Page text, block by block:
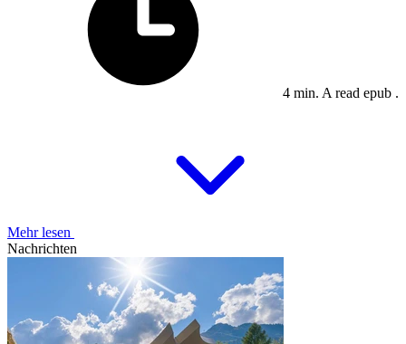
4 min. A read epub .
Mehr lesen
Nachrichten